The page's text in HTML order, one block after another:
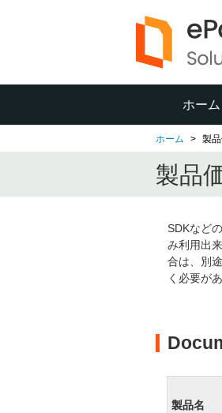
ホーム
ホーム 製
製品
SDKなど
み利用出
合は、別
く必要が
製品名